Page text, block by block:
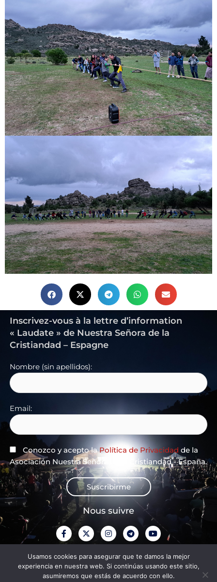
Inscrivez-vous à la lettre d’information
« Laudate » de Nuestra Señora de la
Cristiandad – Espagne
Nombre (sin apellidos):
Email:
Conozco y acepto laPolítica de Privacidad de la
Asociación Nuestra Señora de la Cristiandad - España.
Suscribirme
Nous suivre
F
a
c
e
b
o
o
X
-
t
i
t
t
I
n
s
a
g
r
T
e
l
g
r
a
Y
o
u
u
b
e
Politique de confidentialité
Usamos cookies para asegurar que te damos la mejor
experiencia en nuestra web. Si continúas usando este sitio,
asumiremos que estás de acuerdo con ello.